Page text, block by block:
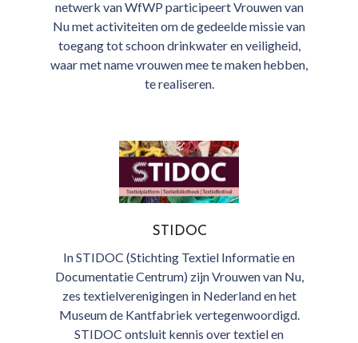
netwerk van WfWP participeert Vrouwen van
Nu met activiteiten om de gedeelde missie van
toegang tot schoon drinkwater en veiligheid,
waar met name vrouwen mee te maken hebben,
te realiseren.
STIDOC
In STIDOC (Stichting Textiel Informatie en
Documentatie Centrum) zijn Vrouwen van Nu,
zes textielverenigingen in Nederland en het
Museum de Kantfabriek vertegenwoordigd.
STIDOC ontsluit kennis over textiel en